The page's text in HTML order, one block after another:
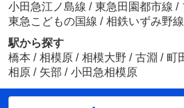
小田急江ノ島線 / 東急田園都市線 /
東急こどもの国線 / 相鉄いずみ野線
駅から探す
橋本 / 相模原 / 相模大野 / 古淵 / 町
相原 / 矢部 / 小田急相模原